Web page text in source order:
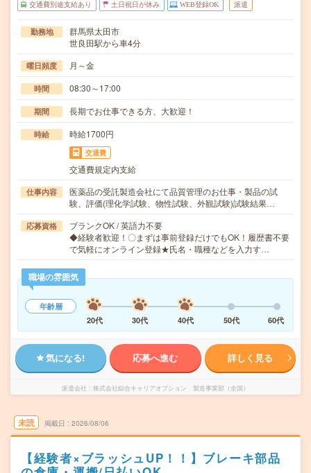
交通費別途支給あり 土日祝日が休み WEB登録OK 派遣
勤務地
群馬県太田市
世良田駅から車4分
曜日頻度 月～金
時間 08:30～17:00
期間 長期でお仕事できる方、大歓迎！
時給 時給1700円
交通費
交通費規定内支給
仕事内容
医薬品の受託製造会社にて品質管理のお仕事・製品の試
験、評価(理化学試験、物性試験、外観試験)試験結果…
応募資格
ブランクOK / 英語力不要
◆経験者歓迎！〇まずは事前登録だけでもOK！履歴書不要
で気軽にオンライン登録★氏名・職種などを入力す…
職場の雰囲気
年齢層
20代
30代 40代 50代 60代
気になる! 応募へ進む 詳しく見る
派遣会社 株式会社綜合キャリアオプション 製造事業部（全国）
未読 掲載日 2026/08/06
【経験者×ブラッシュUP！！】ブレーキ部品